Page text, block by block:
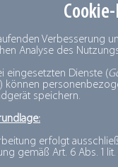
Verbesserung
Analyse des
eingesetzten Dienste (
) können
speichern.
erfolgt
gemäß Art. 6 Abs. 1 lit.
und Produkt
weitere
und
Logistics Alliance